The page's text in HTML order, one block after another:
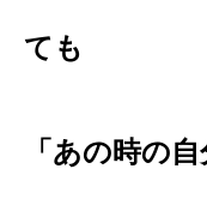
ても
「あの時の